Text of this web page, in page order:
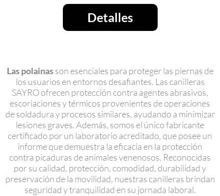
Detalles
Las polainas son esenciales para proteger las piernas de
los usuarios en entornos desafiantes. Las canilleras
SAYRO ofrecen protección contra agentes abrasivos,
escoriaciones y térmicos provenientes de operaciones
de soldadura y procesos similares, ayudando a minimizar
lesiones graves. Además, somos el único fabricante
certificado por un laboratorio acreditado, que posee un
informe que demuestra la eficacia en la protección
contra picaduras de animales venenosos. Reconocidas
por su calidad, protección, comodidad, durabilidad y
preservación de la movilidad, nuestras canilleras brindan
seguridad y tranquilidad en su jornada laboral.